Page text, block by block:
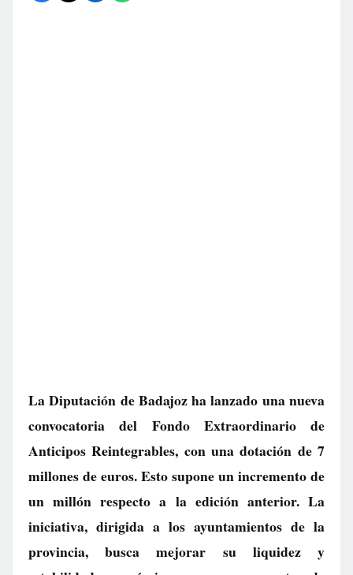
La Diputación de Badajoz ha lanzado una nueva
convocatoria del Fondo Extraordinario de
Anticipos Reintegrables, con una dotación de 7
millones de euros. Esto supone un incremento de
un millón respecto a la edición anterior. La
iniciativa, dirigida a los ayuntamientos de la
provincia, busca mejorar su liquidez y